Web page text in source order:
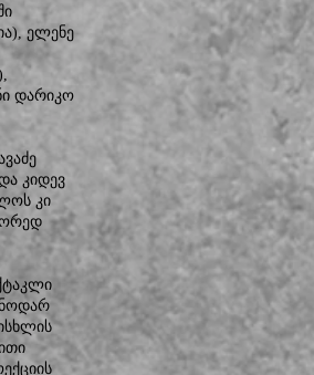
ელენე
დარიკო
კიდევ
კი
ნოდარ